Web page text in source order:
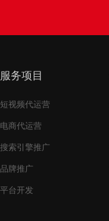
服务项目
短视频代运营
电商代运营
搜索引擎推广
品牌推广
平台开发